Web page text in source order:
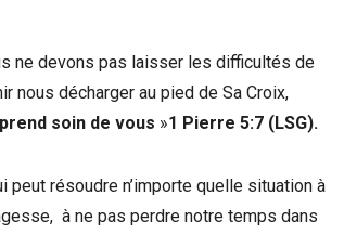
ne devons pas laisser les difficultés de
nous décharger au pied de Sa Croix,
soin de vous »1 Pierre 5:7 (LSG).
résoudre n’importe quelle situation à
à ne pas perdre notre temps dans